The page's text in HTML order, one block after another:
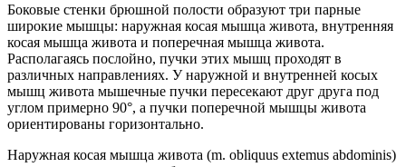
Боковые стенки брюшной полости образуют три парные
широкие мышцы: наружная косая мышца живота, внутренняя
косая мышца живота и поперечная мышца живота.
Располагаясь послойно, пучки этих мышц проходят в
различных направлениях. У наружной и внутренней косых
мышц живота мышечные пучки пересекают друг друга под
углом примерно 90°, а пучки поперечной мышцы живота
ориентированы горизонтально.
Наружная косая мышца живота (m. obliquus extemus abdominis)